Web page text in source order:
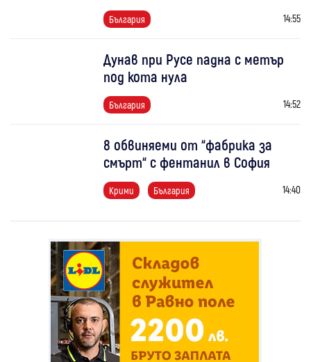
България 14:55
Дунав при Русе падна с метър
под кота нула
България 14:52
8 обвиняеми от “фабрика за
смърт“ с фентанил в София
Крими България 14:40